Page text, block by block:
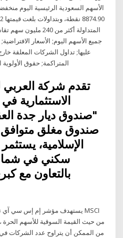
جميع الأسهم اليوم; الأسعار
عليها; تداول الشركات المعلقة
المتراكمة; حقوق
تقدم شركة العربي
الاستثمارية
"صندوق ديار جدة
صندوق مغلق متوافق
الإسلامية،
سكني في
بالتعاون مع